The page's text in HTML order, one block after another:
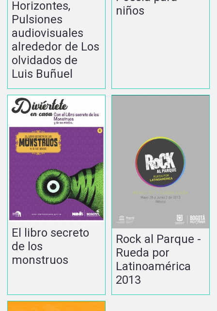
Horizontes,
Pulsiones
audiovisuales
alrededor de Los
olvidados de
Luis Buñuel
niños
El libro secreto
de los
monstruos
Rock al Parque -
Rueda por
Latinoamérica
2013